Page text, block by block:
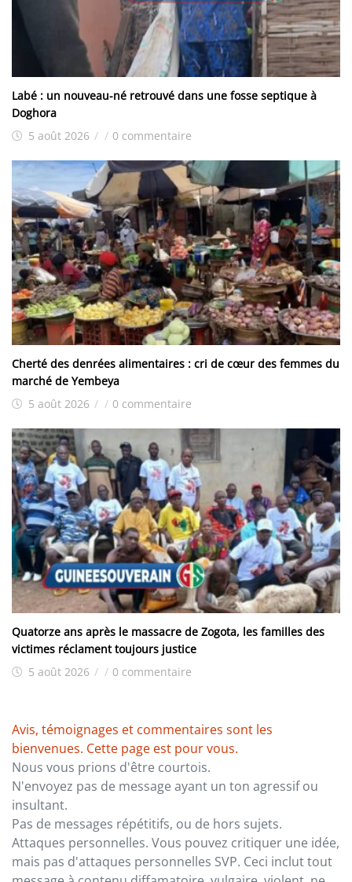
Labé : un nouveau-né retrouvé dans une fosse septique à
Doghora
5 août 2026 / / 0 commentaire
Cherté des denrées alimentaires : cri de cœur des femmes du
marché de Yembeya
5 août 2026 / / 0 commentaire
Quatorze ans après le massacre de Zogota, les familles des
victimes réclament toujours justice
5 août 2026 / / 0 commentaire
Avis, témoignages et commentaires sont les
bienvenues. Cette page est pour vous.
Nous vous prions d'être courtois.
N'envoyez pas de message ayant un ton agressif ou
insultant.
Pas de messages répétitifs, ou de hors sujets.
Attaques personnelles. Vous pouvez critiquer une idée,
mais pas d'attaques personnelles SVP. Ceci inclut tout